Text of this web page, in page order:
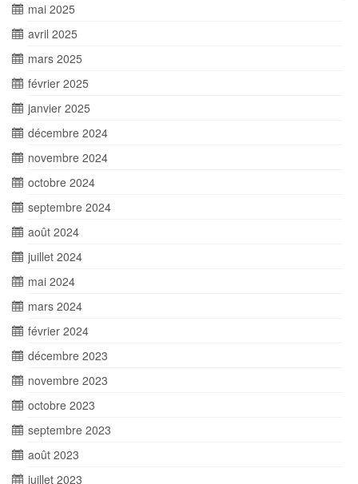
mai 2025
avril 2025
mars 2025
février 2025
janvier 2025
décembre 2024
novembre 2024
octobre 2024
septembre 2024
août 2024
juillet 2024
mai 2024
mars 2024
février 2024
décembre 2023
novembre 2023
octobre 2023
septembre 2023
août 2023
juillet 2023